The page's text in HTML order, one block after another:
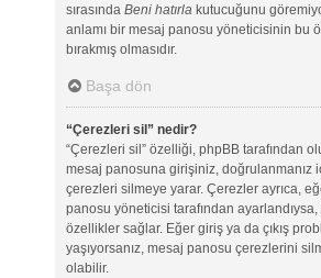
sırasında Beni hatırlakutucuğunu
anlamı bir mesaj panosu yöneticisinin bu
bırakmış olmasıdır.
Başa dön
“Çerezleri sil” nedir?
“Çerezleri sil” özelliği, phpBB tarafından
mesaj panosuna girişiniz, doğrulanmanız
çerezleri silmeye yarar. Çerezler ayrıca,
panosu yöneticisi tarafından
özellikler sağlar. Eğer giriş ya da çıkış
yaşıyorsanız, mesaj panosu çerezlerini
olabilir.